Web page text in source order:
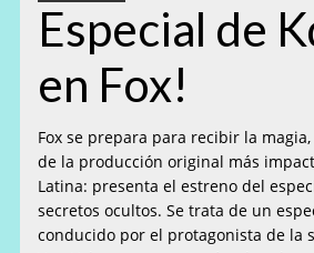
Especial de
en Fox!
Fox se prepara para recibir la
de la producción original más
Latina: presenta el estreno del
secretos ocultos. Se trata de un
conducido por el protagonista de la